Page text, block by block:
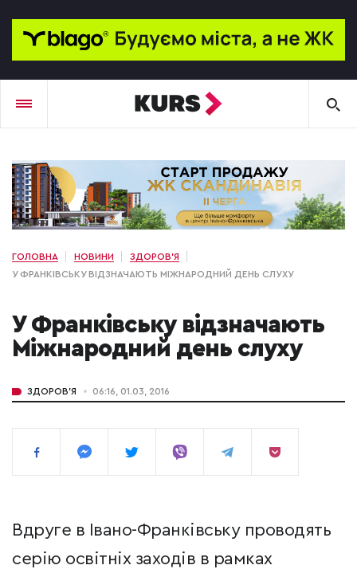
ГОЛОВНА НОВИНИ
ЗДОРОВ'Я
У ФРАНКІВСЬКУ ВІДЗНАЧАЮТЬ МІЖНАРОДНИЙ ДЕНЬ СЛУХУ
У Франківську відзначають
Міжнародний день слуху
ЗДОРОВ'Я 06:16, 01.03, 2016
Вдруге в Івано-Франківську проводять
серію освітніх заходів в рамках